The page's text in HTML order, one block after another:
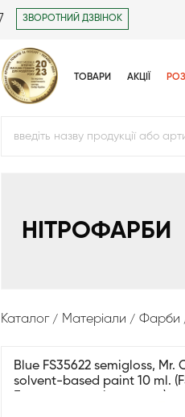
ЗВОРОТНИЙ ДЗВІНОК
ТОВАРИ АКЦІЇ
НІТРОФАРБИ
Каталог Матеріали Фарби
Blue FS35622 semigloss, Mr.
solvent-based paint 10 ml.